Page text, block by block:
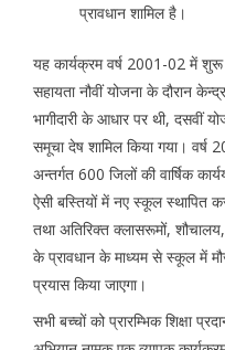
प्रावधान शामिल है।
यह कार्यक्रम वर्ष 2001-02 में शुरू
सहायता नौवीं योजना के दौरान
भागीदारी के आधार पर थी, दसवीं
समूचा देष शामिल किया गया। वर्ष
अन्तर्गत 600 जिलों की वार्षिक
ऐसी बस्तियों में नए स्कूल स्थापित
तथा अतिरिक्त क्लासरूमों,
के प्रावधान के माध्यम से स्कूल में
प्रयास किया जाएगा।
सभी बच्चों को प्रारम्भिक शिक्षा